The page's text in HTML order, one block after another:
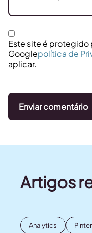
Este site é protegido
Googlepolítica de
aplicar.
Enviar comentário
Artigos
Analytics